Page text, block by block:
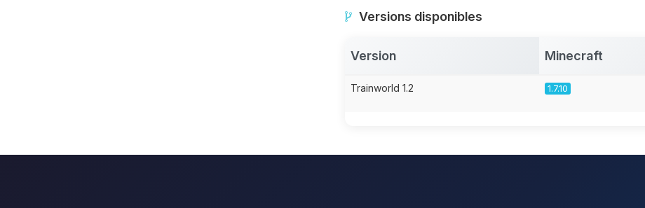
Versions disponibles
Version Minecraft
Trainworld 1.2 1.7.10